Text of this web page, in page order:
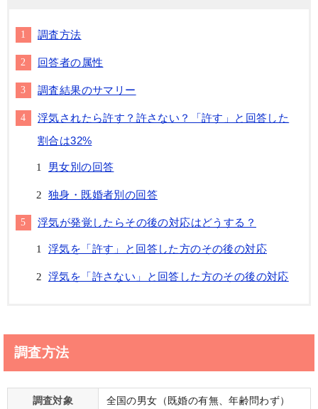
調査方法
回答者の属性
調査結果のサマリー
浮気されたら許す？許さない？「許す」と回答した
割合は32%
男女別の回答
独身・既婚者別の回答
浮気が発覚したらその後の対応はどうする？
浮気を「許す」と回答した方のその後の対応
浮気を「許さない」と回答した方のその後の対応
調査方法
調査対象 全国の男女（既婚の有無、年齢問わず）